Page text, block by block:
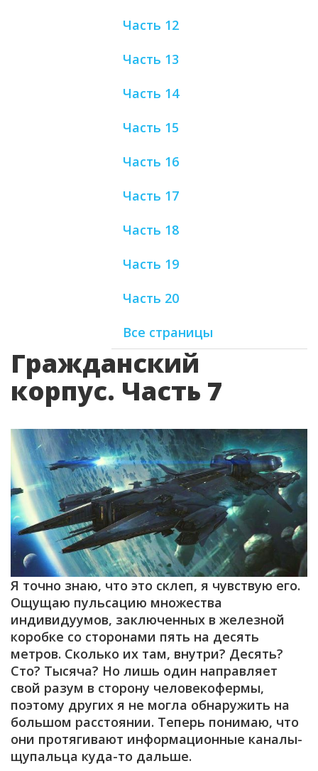
Часть 12
Часть 13
Часть 14
Часть 15
Часть 16
Часть 17
Часть 18
Часть 19
Часть 20
Все страницы
Гражданский
корпус. Часть 7
Я точно знаю, что это склеп, я чувствую его.
Ощущаю пульсацию множества
индивидуумов, заключенных в железной
коробке со сторонами пять на десять
метров. Сколько их там, внутри? Десять?
Сто? Тысяча? Но лишь один направляет
свой разум в сторону человекофермы,
поэтому других я не могла обнаружить на
большом расстоянии. Теперь понимаю, что
они протягивают информационные каналы-
щупальца куда-то дальше.